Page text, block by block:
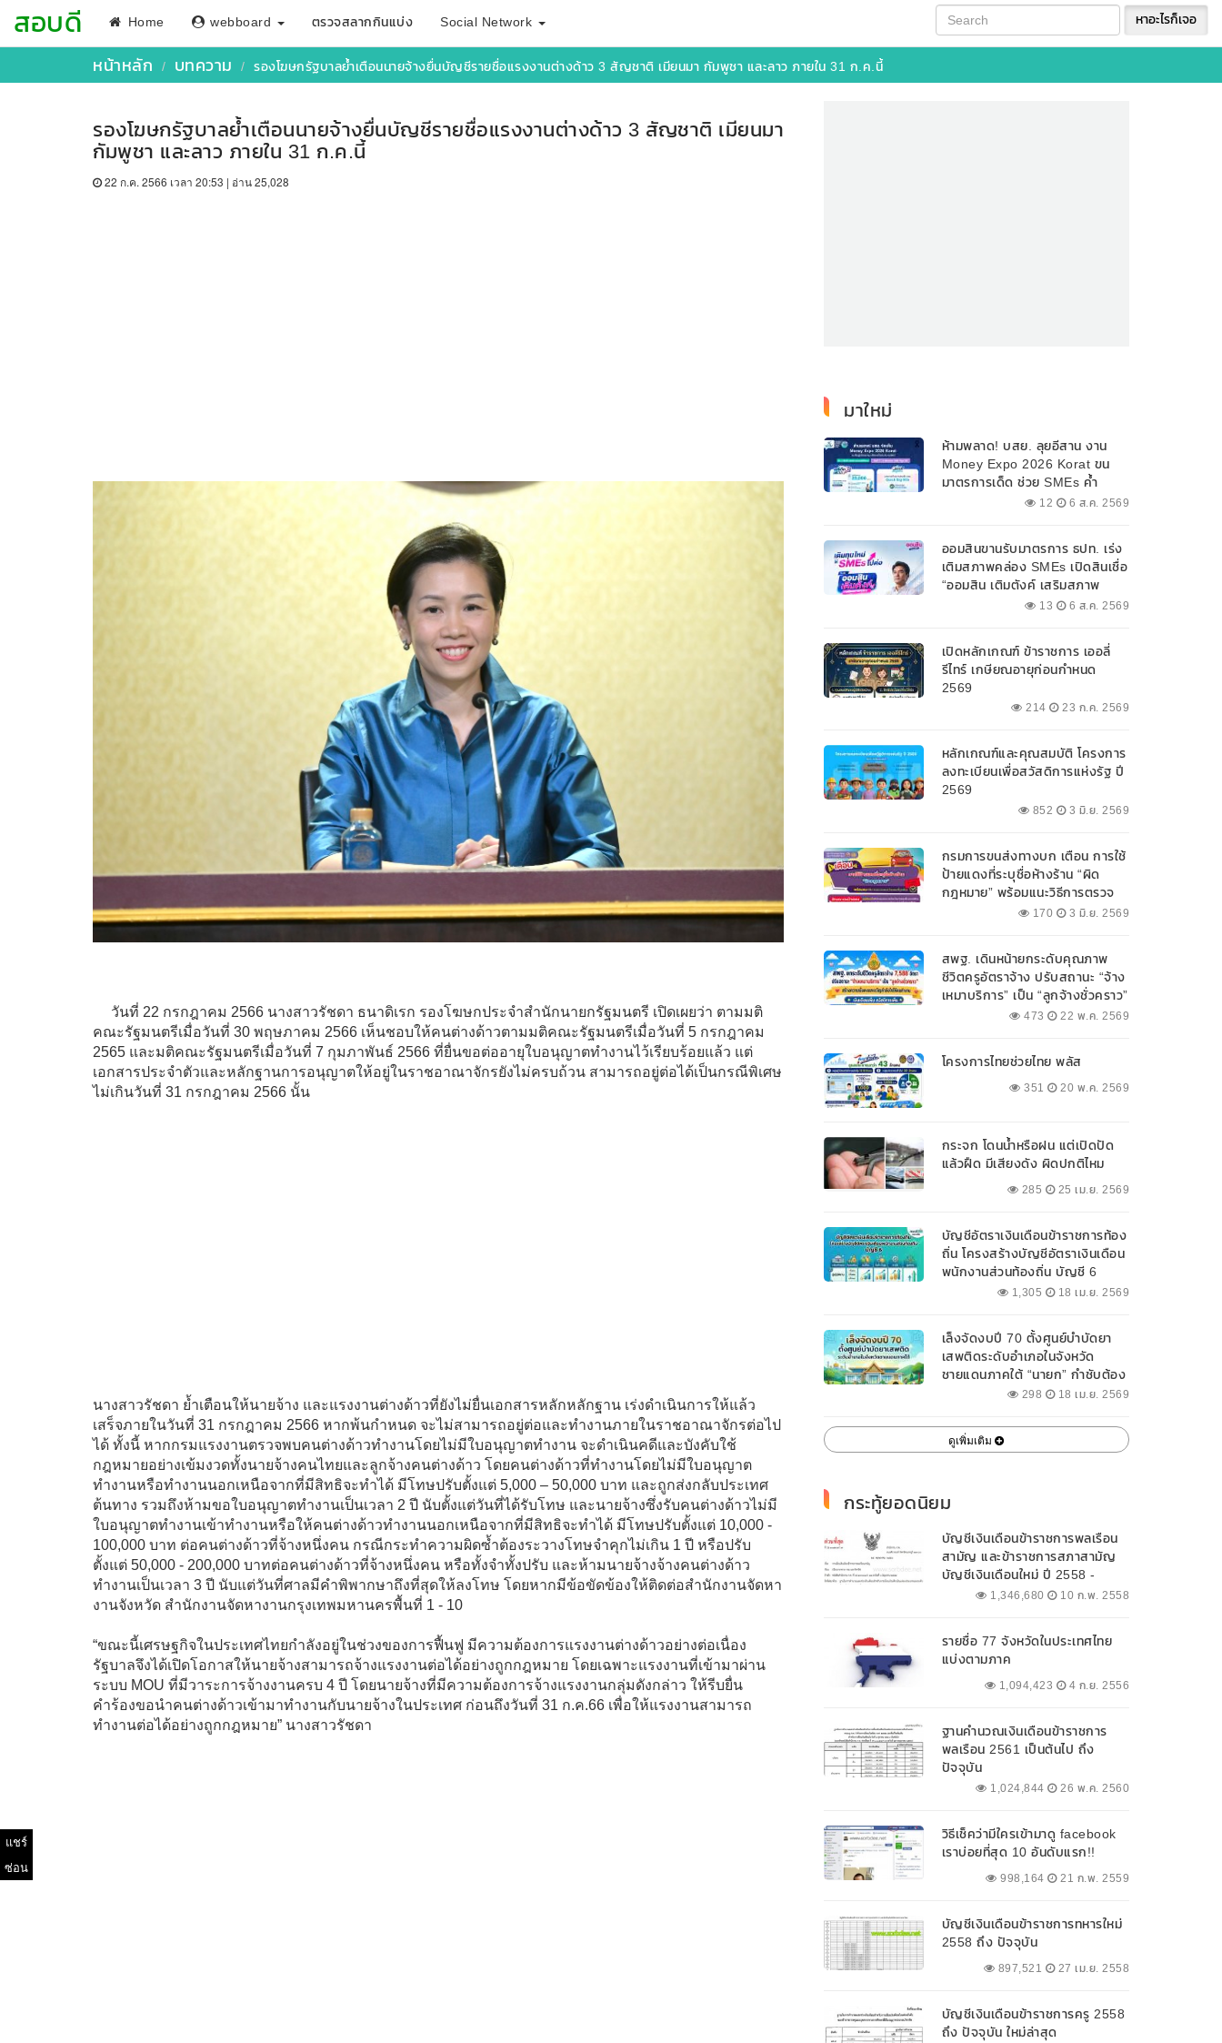
สอบดี Home webboard ตรวจสลากกินแบ่ง Social Network หาอะไรก็เจอ
หน้าหลัก บทความ รองโฆษกรัฐบาลย้ำเตือนนายจ้างยื่นบัญชีรายชื่อแรงงานต่างด้าว 3 สัญชาติ เมียนมา กัมพูชา และลาว ภายใน 31 ก.ค.นี้
รองโฆษกรัฐบาลย้ำเตือนนายจ้างยื่นบัญชีรายชื่อแรงงานต่างด้าว 3 สัญชาติ เมียนมา
กัมพูชา และลาว ภายใน 31 ก.ค.นี้
22 ก.ค. 2566 เวลา 20:53 | อ่าน 25,028
วันที่ 22 กรกฎาคม 2566 นางสาวรัชดา ธนาดิเรก รองโฆษกประจำสำนักนายกรัฐมนตรี เปิดเผยว่า ตามมติ
คณะรัฐมนตรีเมื่อวันที่ 30 พฤษภาคม 2566 เห็นชอบให้คนต่างด้าวตามมติคณะรัฐมนตรีเมื่อวันที่ 5 กรกฎาคม
2565 และมติคณะรัฐมนตรีเมื่อวันที่ 7 กุมภาพันธ์ 2566 ที่ยื่นขอต่ออายุใบอนุญาตทำงานไว้เรียบร้อยแล้ว แต่
เอกสารประจำตัวและหลักฐานการอนุญาตให้อยู่ในราชอาณาจักรยังไม่ครบถ้วน สามารถอยู่ต่อได้เป็นกรณีพิเศษ
ไม่เกินวันที่ 31 กรกฎาคม 2566 นั้น
นางสาวรัชดา ย้ำเตือนให้นายจ้าง และแรงงานต่างด้าวที่ยังไม่ยื่นเอกสารหลักหลักฐาน เร่งดำเนินการให้แล้ว
เสร็จภายในวันที่ 31 กรกฎาคม 2566 หากพ้นกำหนด จะไม่สามารถอยู่ต่อและทำงานภายในราชอาณาจักรต่อไป
ได้ ทั้งนี้ หากกรมแรงงานตรวจพบคนต่างด้าวทำงานโดยไม่มีใบอนุญาตทำงาน จะดำเนินคดีและบังคับใช้
กฎหมายอย่างเข้มงวดทั้งนายจ้างคนไทยและลูกจ้างคนต่างด้าว โดยคนต่างด้าวที่ทำงานโดยไม่มีใบอนุญาต
ทำงานหรือทำงานนอกเหนือจากที่มีสิทธิจะทำได้ มีโทษปรับตั้งแต่ 5,000 – 50,000 บาท และถูกส่งกลับประเทศ
ต้นทาง รวมถึงห้ามขอใบอนุญาตทำงานเป็นเวลา 2 ปี นับตั้งแต่วันที่ได้รับโทษ และนายจ้างซึ่งรับคนต่างด้าวไม่มี
ใบอนุญาตทำงานเข้าทำงานหรือให้คนต่างด้าวทำงานนอกเหนือจากที่มีสิทธิจะทำได้ มีโทษปรับตั้งแต่ 10,000 -
100,000 บาท ต่อคนต่างด้าวที่จ้างหนึ่งคน กรณีกระทำความผิดซ้ำต้องระวางโทษจำคุกไม่เกิน 1 ปี หรือปรับ
ตั้งแต่ 50,000 - 200,000 บาทต่อคนต่างด้าวที่จ้างหนึ่งคน หรือทั้งจำทั้งปรับ และห้ามนายจ้างจ้างคนต่างด้าว
ทำงานเป็นเวลา 3 ปี นับแต่วันที่ศาลมีคำพิพากษาถึงที่สุดให้ลงโทษ โดยหากมีข้อขัดข้องให้ติดต่อสำนักงานจัดหา
งานจังหวัด สำนักงานจัดหางานกรุงเทพมหานครพื้นที่ 1 - 10
“ขณะนี้เศรษฐกิจในประเทศไทยกำลังอยู่ในช่วงของการฟื้นฟู มีความต้องการแรงงานต่างด้าวอย่างต่อเนื่อง
รัฐบาลจึงได้เปิดโอกาสให้นายจ้างสามารถจ้างแรงงานต่อได้อย่างถูกกฎหมาย โดยเฉพาะแรงงานที่เข้ามาผ่าน
ระบบ MOU ที่มีวาระการจ้างงานครบ 4 ปี โดยนายจ้างที่มีความต้องการจ้างแรงงานกลุ่มดังกล่าว ให้รีบยื่น
คำร้องขอนำคนต่างด้าวเข้ามาทำงานกับนายจ้างในประเทศ ก่อนถึงวันที่ 31 ก.ค.66 เพื่อให้แรงงานสามารถ
ทำงานต่อได้อย่างถูกกฎหมาย” นางสาวรัชดา
แชร์
ซ่อน
มาใหม่
ห้ามพลาด! บสย. ลุยอีสาน งาน
Money Expo 2026 Korat ขน
มาตรการเด็ด ช่วย SMEs ค้ำ
ประกันสินเชื่อ-แก้หนี้ 7-9 ส.ค. 69
12 6 ส.ค. 2569
ออมสินขานรับมาตรการ ธปท. เร่ง
เติมสภาพคล่อง SMEs เปิดสินเชื่อ
“ออมสิน เติมตังค์ เสริมสภาพ
คล่อง” วงเงินรวม 2,000
วงเงินกู้สูงสุด 100% ของหลัก
ประกัน ผ่อนนานสูงสุด 10 ปี
13 6 ส.ค. 2569
เปิดหลักเกณฑ์ ข้าราชการ เออลี่
รีไทร์ เกษียณอายุก่อนกำหนด
2569
214 23 ก.ค. 2569
หลักเกณฑ์และคุณสมบัติ โครงการ
ลงทะเบียนเพื่อสวัสดิการแห่งรัฐ ปี
2569
852 3 มิ.ย. 2569
กรมการขนส่งทางบก เตือน การใช้
ป้ายแดงที่ระบุชื่อห้างร้าน “ผิด
กฎหมาย” พร้อมแนะวิธีการตรวจ
สอบป้ายแดงที่ถูกต้อง
170 3 มิ.ย. 2569
สพฐ. เดินหน้ายกระดับคุณภาพ
ชีวิตครูอัตราจ้าง ปรับสถานะ “จ้าง
เหมาบริการ” เป็น “ลูกจ้างชั่วคราว”
473 22 พ.ค. 2569
โครงการไทยช่วยไทย พลัส
351 20 พ.ค. 2569
กระจก โดนน้ำหรือฝน แต่เปิดปัด
แล้วฝืด มีเสียงดัง ผิดปกติไหม
285 25 เม.ย. 2569
บัญชีอัตราเงินเดือนข้าราชการท้อง
ถิ่น โครงสร้างบัญชีอัตราเงินเดือน
พนักงานส่วนท้องถิ่น บัญชี 6
1,305 18 เม.ย. 2569
เล็งจัดงบปี 70 ตั้งศูนย์บำบัดยา
เสพติดระดับอำเภอในจังหวัด
ชายแดนภาคใต้ “นายก” กำชับต้อง
ออกแบบเฉพาะให้สอดคล้องกับ
298 18 เม.ย. 2569
ดูเพิ่มเติม
กระทู้ยอดนิยม
บัญชีเงินเดือนข้าราชการพลเรือน
สามัญ และข้าราชการสภาสามัญ
บัญชีเงินเดือนใหม่ ปี 2558 -
2562 ปัจจุบัน1,346,680 10 ก.พ. 2558
รายชื่อ 77 จังหวัดในประเทศไทย
แบ่งตามภาค
1,094,423 4 ก.ย. 2556
ฐานคำนวณเงินเดือนข้าราชการ
พลเรือน 2561 เป็นต้นไป ถึง
ปัจจุบัน
1,024,844 26 พ.ค. 2560
วิธีเช็คว่ามีใครเข้ามาดู facebook
เราบ่อยที่สุด 10 อันดับแรก!!
998,164 21 ก.พ. 2559
บัญชีเงินเดือนข้าราชการทหารใหม่
2558 ถึง ปัจจุบัน
897,521 27 เม.ย. 2558
บัญชีเงินเดือนข้าราชการครู 2558
ถึง ปัจจุบัน ใหม่ล่าสุด